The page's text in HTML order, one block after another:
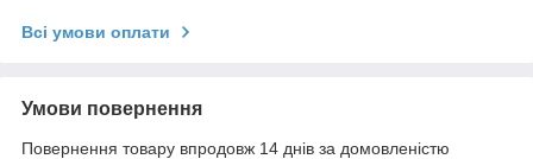
Всі умови оплати
Умови повернення
Повернення товару впродовж 14 днів за домовленістю